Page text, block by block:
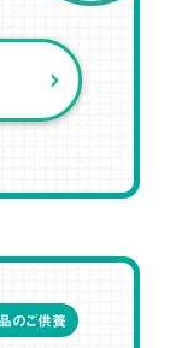
のご供養